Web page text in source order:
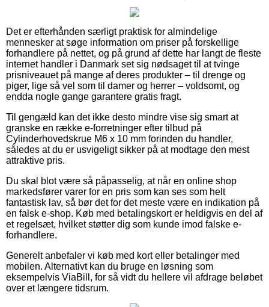
Det er efterhånden særligt praktisk for almindelige
mennesker at søge information om priser på forskellige
forhandlere på nettet, og på grund af dette har langt de fleste
internet handler i Danmark set sig nødsaget til at tvinge
prisniveauet på mange af deres produkter – til drenge og
piger, lige så vel som til damer og herrer – voldsomt, og
endda nogle gange garantere gratis fragt.
Til gengæld kan det ikke desto mindre vise sig smart at
granske en række e-forretninger efter tilbud på
Cylinderhovedskrue M6 x 10 mm forinden du handler,
således at du er usvigeligt sikker på at modtage den mest
attraktive pris.
Du skal blot være så påpasselig, at når en online shop
markedsfører varer for en pris som kan ses som helt
fantastisk lav, så bør det for det meste være en indikation på
en falsk e-shop. Køb med betalingskort er heldigvis en del af
et regelsæt, hvilket støtter dig som kunde imod falske e-
forhandlere.
Generelt anbefaler vi køb med kort eller betalinger med
mobilen. Alternativt kan du bruge en løsning som
eksempelvis ViaBill, for så vidt du hellere vil afdrage beløbet
over et længere tidsrum.